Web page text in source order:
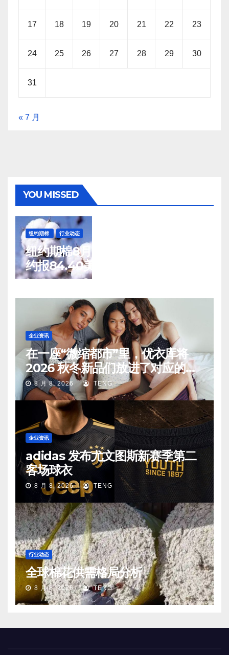
17 18 19 20 21 22 23
24 25 26 27 28 29 30
31
« 7 月
YOU MISSED
纽约期棉 行业动态
纽约期棉8月7日(周五)收涨12月合
约报84.40美分/磅
8 月 8, 2026 TENG
企业资讯
在一座“微缩都市”里，优衣库将
2026 秋冬新品们放进了对应的生
活场景中
8 月 8, 2026 TENG
企业资讯
adidas 发布尤文图斯新赛季第二
客场球衣
8 月 8, 2026 TENG
行业动态
全球棉花供需格局分析
8 月 8, 2026 TENG